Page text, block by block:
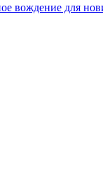
вождение для